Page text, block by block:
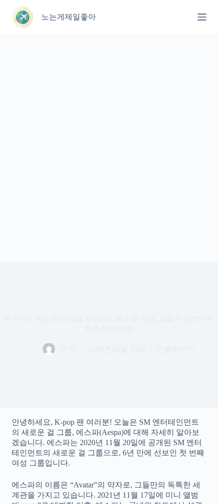
노는게제일좋아
안녕하세요, K-pop 팬 여러분! 오늘은 SM 엔터테인먼트
의 새로운 걸 그룹, 에스파(Aespa)에 대해 자세히 알아보
겠습니다. 에스파는 2020년 11월 20일에 공개된 SM 엔터
테인먼트의 새로운 걸 그룹으로, 6년 만에 선보인 첫 번째
여성 그룹입니다.
에스파의 이름은 “Avatar”의 약자로, 그들만의 독특한 세
계관을 가지고 있습니다. 2021년 11월 17일에 미니 앨범